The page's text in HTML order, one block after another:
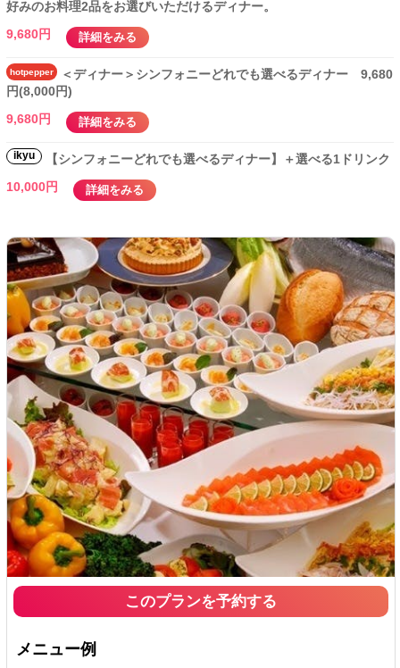
好みのお料理2品をお選びいただけるディナー。
9,680円
詳細をみる
hotpepper
＜ディナー＞シンフォニーどれでも選べるディナー 9,680
円(8,000円)
9,680円
詳細をみる
ikyu
【シンフォニーどれでも選べるディナー】＋選べる1ドリンク
10,000円
詳細をみる
このプランを予約する
メニュー例